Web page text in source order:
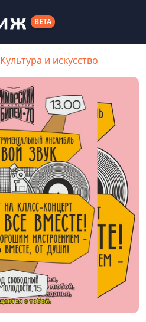
BETA
Культура и искусство